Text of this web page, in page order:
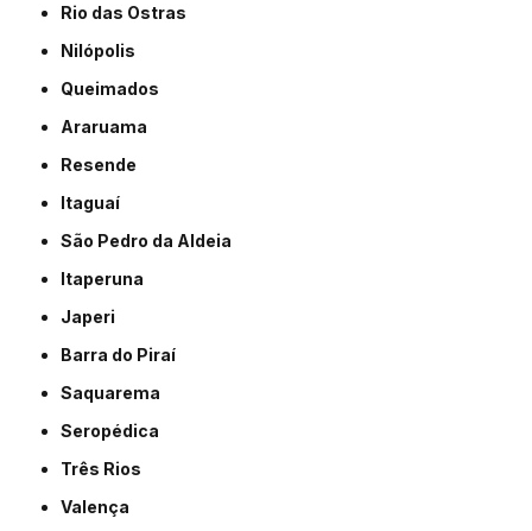
Rio das Ostras
Nilópolis
Queimados
Araruama
Resende
Itaguaí
São Pedro da Aldeia
Itaperuna
Japeri
Barra do Piraí
Saquarema
Seropédica
Três Rios
Valença